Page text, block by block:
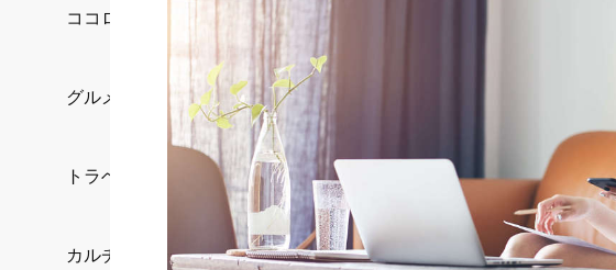
ココロ/カラダ
グルメ
トラベル
カルチャー/エンタメ